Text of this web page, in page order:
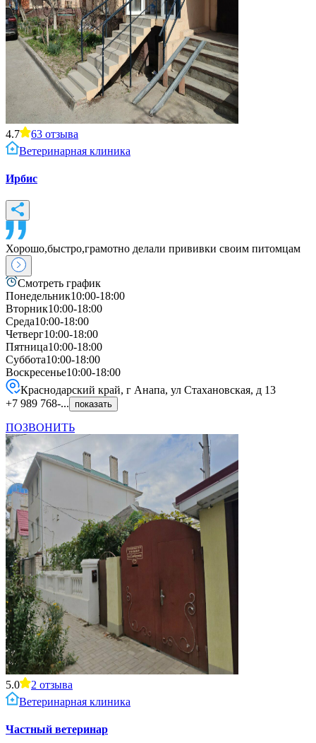
4.7 63 отзыва
Ветеринарная клиника
Ирбис
Хорошо,быстро,грамотно делали прививки своим питомцам
Смотреть график
Понедельник10:00-18:00
Вторник10:00-18:00
Среда10:00-18:00
Четверг10:00-18:00
Пятница10:00-18:00
Суббота10:00-18:00
Воскресенье10:00-18:00
Краснодарский край, г Анапа, ул Стахановская, д 13
+7 989 768-...
показать
ПОЗВОНИТЬ
5.0 2 отзыва
Ветеринарная клиника
Частный ветеринар